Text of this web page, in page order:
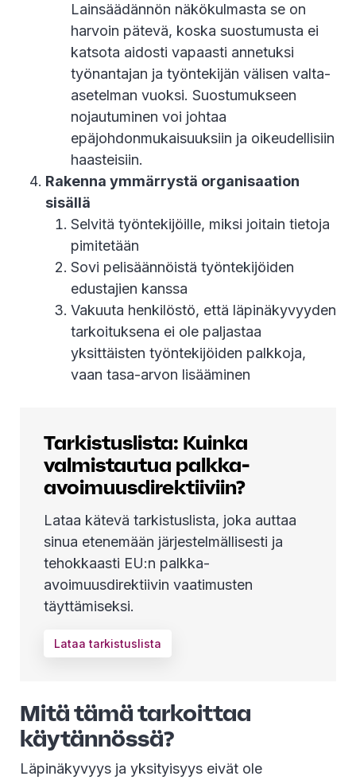
Lainsäädännön näkökulmasta se on
harvoin pätevä, koska suostumusta ei
katsota aidosti vapaasti annetuksi
työnantajan ja työntekijän välisen valta-
asetelman vuoksi. Suostumukseen
nojautuminen voi johtaa
epäjohdonmukaisuuksiin ja oikeudellisiin
haasteisiin.
Rakenna ymmärrystä organisaation
sisällä
Selvitä työntekijöille, miksi joitain tietoja
pimitetään
Sovi pelisäännöistä työntekijöiden
edustajien kanssa
Vakuuta henkilöstö, että läpinäkyvyyden
tarkoituksena ei ole paljastaa
yksittäisten työntekijöiden palkkoja,
vaan tasa-arvon lisääminen
Tarkistuslista: Kuinka
valmistautua palkka-
avoimuusdirektiiviin?
Lataa kätevä tarkistuslista, joka auttaa
sinua etenemään järjestelmällisesti ja
tehokkaasti EU:n palkka-
avoimuusdirektiivin vaatimusten
täyttämiseksi.
Lataa tarkistuslista
Mitä tämä tarkoittaa
käytännössä?
Läpinäkyvyys ja yksityisyys eivät ole